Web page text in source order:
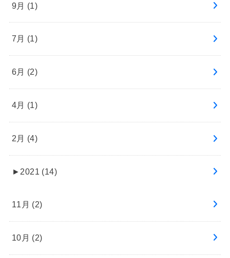
9月 (1)
7月 (1)
6月 (2)
4月 (1)
2月 (4)
► 2021 (14)
11月 (2)
10月 (2)